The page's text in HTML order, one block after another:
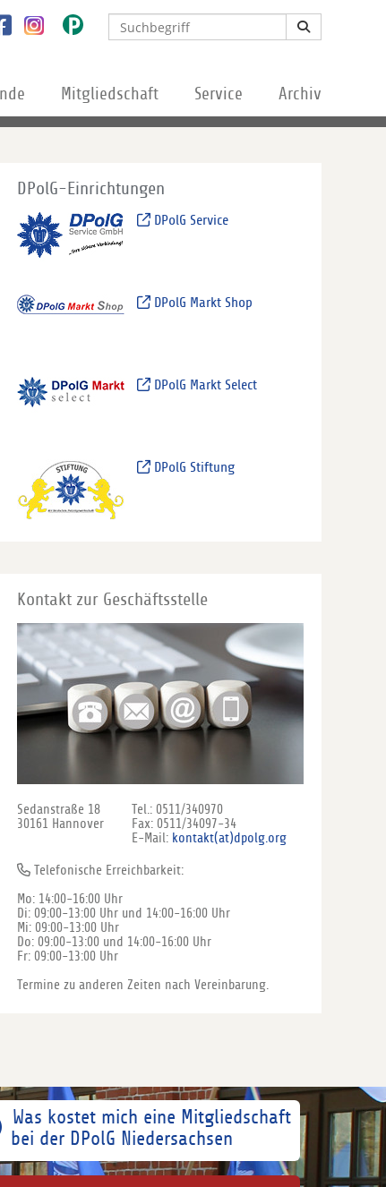
Mitgliedschaft Service Archiv
DPolG-Einrichtungen
DPolG Service
DPolG Markt Shop
DPolG Markt Select
DPolG Stiftung
Kontakt zur Geschäftsstelle
Sedanstraße 18
30161 Hannover
Tel.: 0511/340970
Fax: 0511/34097-34
E-Mail: kontakt(at)dpolg.org
Telefonische Erreichbarkeit:
Mo: 14:00-16:00 Uhr
Di: 09:00-13:00 Uhr und 14:00-16:00 Uhr
Mi: 09:00-13:00 Uhr
Do: 09:00-13:00 und 14:00-16:00 Uhr
Fr: 09:00-13:00 Uhr
Termine zu anderen Zeiten nach Vereinbarung.
Was kostet mich eine Mitgliedschaft
bei der DPolG Niedersachsen